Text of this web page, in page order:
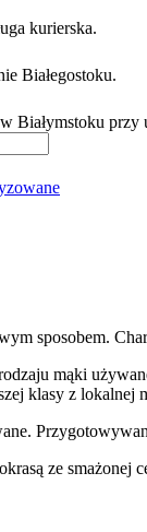
kurierska.
Białegostoku.
Białymstoku
sposobem.
mąki
klasy z lokalnej
ze smażonej